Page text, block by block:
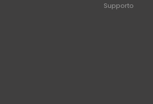
Supporto